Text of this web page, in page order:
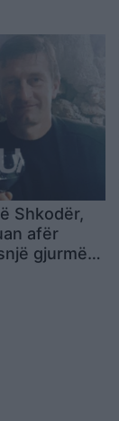
Shkodër,
afër
gjurmë